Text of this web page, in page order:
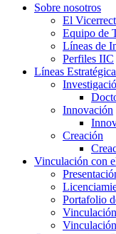
Sobre nosotros
El
Equipo de
Líneas de
Perfiles IIC
Líneas
Innovación
Creación
Vinculación con
Portafolio